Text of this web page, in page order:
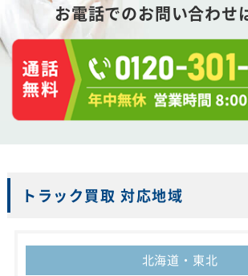
お電話でのお問い合わせ
トラック買取 対応地域
北海道・東北